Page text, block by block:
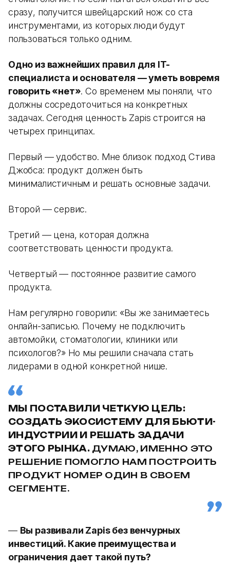
сразу, получится швейцарский нож со ста
инструментами, из которых люди будут
пользоваться только одним.
Одно из важнейших правил для IT-
специалиста и основателя — уметь вовремя
говорить «нет». Со временем мы поняли, что
должны сосредоточиться на конкретных
задачах. Сегодня ценность Zapis строится на
четырех принципах.
Первый — удобство. Мне близок подход Стива
Джобса: продукт должен быть
минималистичным и решать основные задачи.
Второй — сервис.
Третий — цена, которая должна
соответствовать ценности продукта.
Четвертый — постоянное развитие самого
продукта.
Нам регулярно говорили: «Вы же занимаетесь
онлайн-записью. Почему не подключить
автомойки, стоматологии, клиники или
психологов?» Но мы решили сначала стать
лидерами в одной конкретной нише.
МЫ ПОСТАВИЛИ ЧЕТКУЮ ЦЕЛЬ:
СОЗДАТЬ ЭКОСИСТЕМУ ДЛЯ БЬЮТИ-
ИНДУСТРИИ И РЕШАТЬ ЗАДАЧИ
ЭТОГО РЫНКА. ДУМАЮ, ИМЕННО ЭТО
РЕШЕНИЕ ПОМОГЛО НАМ ПОСТРОИТЬ
ПРОДУКТ НОМЕР ОДИН В СВОЕМ
СЕГМЕНТЕ.
— Вы развивали Zapis без венчурных
инвестиций. Какие преимущества и
ограничения дает такой путь?